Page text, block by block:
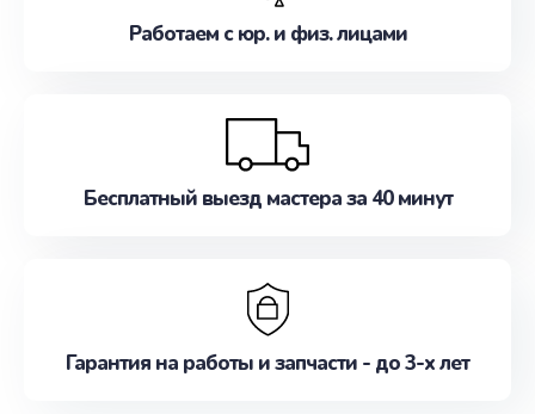
Работаем с юр. и физ. лицами
Бесплатный выезд мастера за 40 минут
Гарантия на работы и запчасти - до 3-х лет